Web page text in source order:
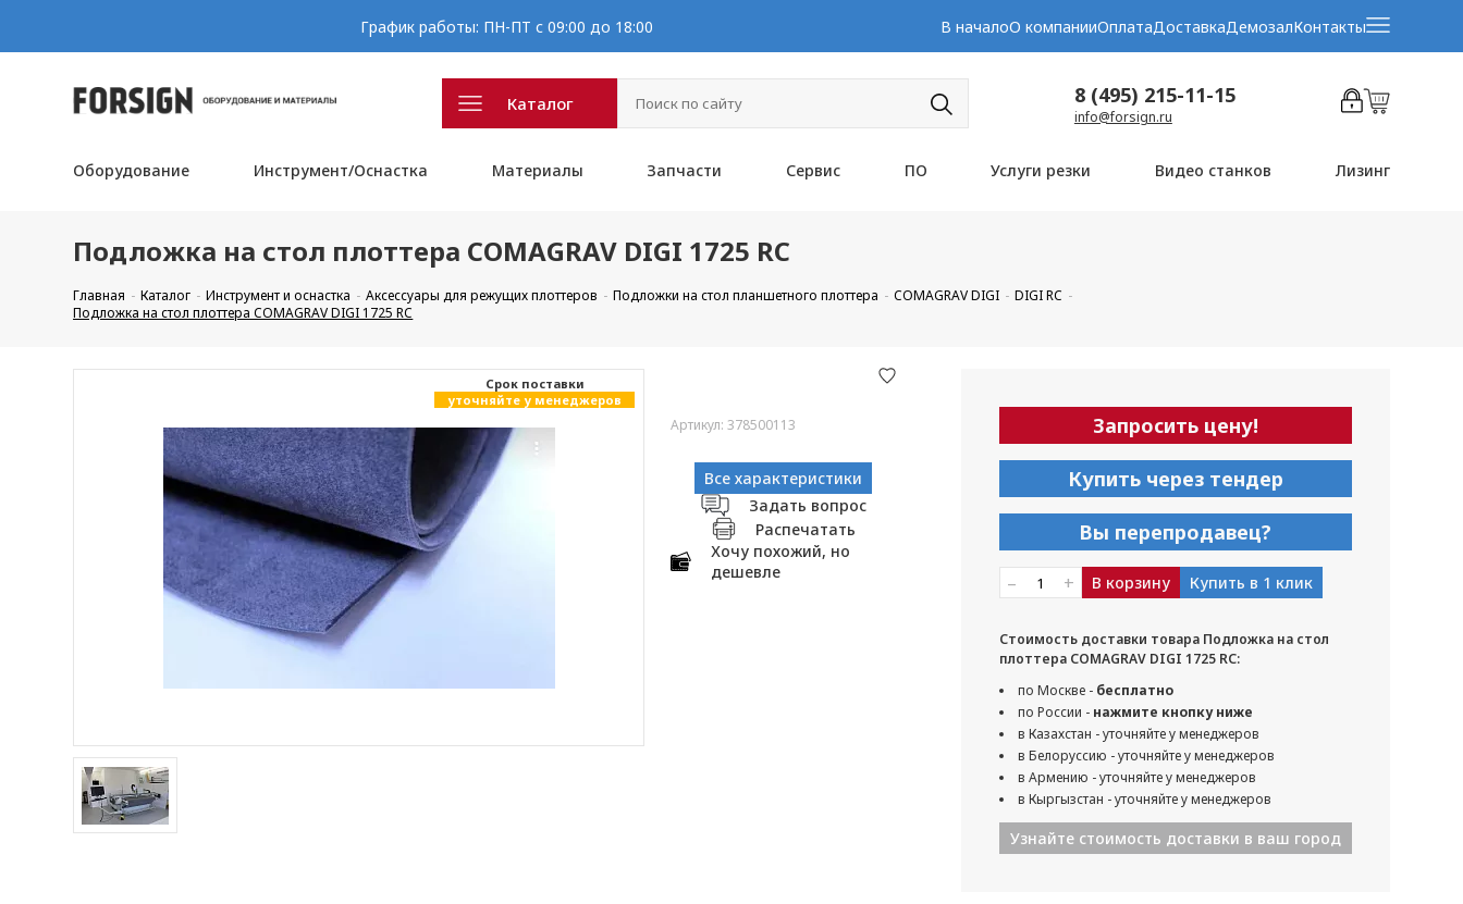
График работы: ПН-ПТ с 09:00 до 18:00 В началоО компанииОплатаДоставкаДемозалКонтакты
Каталог 8 (495) 215-11-15
info@forsign.ru
Оборудование Инструмент/Оснастка Материалы Запчасти Сервис ПО Услуги резки Видео станков Лизинг
Подложка на стол плоттера COMAGRAV DIGI 1725 RC
Главная Каталог Инструмент и оснастка Аксессуары для режущих плоттеров Подложки на стол планшетного плоттера COMAGRAV DIGI
DIGI RC
Подложка на стол плоттера COMAGRAV DIGI 1725 RC
Cрок поставки
уточняйте у менеджеров
Артикул: 378500113
Все характеристики
Задать вопрос
Распечатать
Хочу похожий, но
дешевле
Запросить цену!
Купить через тендер
Вы перепродавец?
– + В корзину Купить в 1 клик
Стоимость доставки товара Подложка на стол
плоттера COMAGRAV DIGI 1725 RC:
по Москве - бесплатно
по России - нажмите кнопку ниже
в Казахстан - уточняйте у менеджеров
в Белоруссию - уточняйте у менеджеров
в Армению - уточняйте у менеджеров
в Кыргызстан - уточняйте у менеджеров
Узнайте стоимость доставки в ваш город